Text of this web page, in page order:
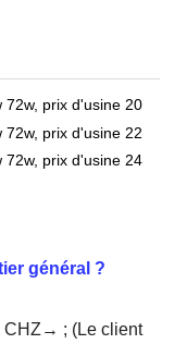
général ?
CHZ→ ; (Le client